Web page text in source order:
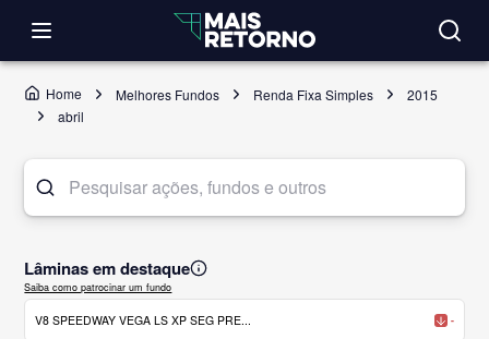
Home Melhores Fundos Renda Fixa Simples
2015
abril
Lâminas em destaque
Saiba como patrocinar um fundo
V8 SPEEDWAY VEGA LS XP SEG PRE... -